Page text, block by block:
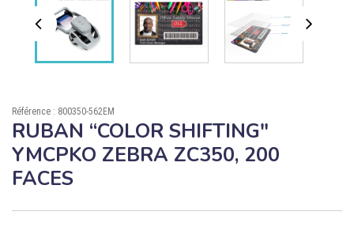
DÉSTOCKAGE
Compte client
Blog
Contact
Référence : 800350-562EM
RUBAN “COLOR SHIFTING"
YMCPKO ZEBRA ZC350, 200
FACES